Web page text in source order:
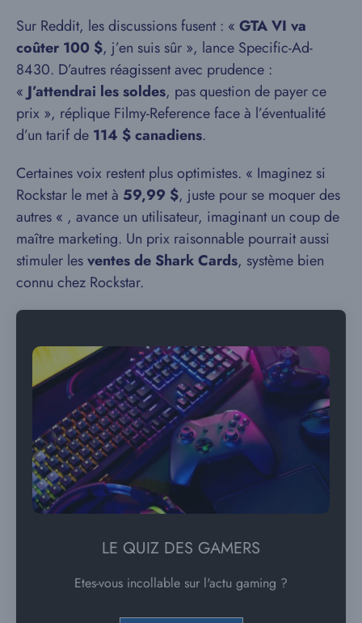
Sur Reddit, les discussions fusent : « GTA VI va
coûter 100 $, j’en suis sûr », lance Specific-Ad-
8430. D’autres réagissent avec prudence :
«J’attendrai les soldes, pas question de payer ce
prix », réplique Filmy-Reference face à l’éventualité
d’un tarif de 114 $ canadiens.
Certaines voix restent plus optimistes. « Imaginez si
Rockstar le met à 59,99 $, juste pour se moquer des
autres « , avance un utilisateur, imaginant un coup de
maître marketing. Un prix raisonnable pourrait aussi
stimuler lesventes de Shark Cards, système bien
connu chez Rockstar.
LE QUIZ DES GAMERS
Etes-vous incollable sur l'actu gaming ?